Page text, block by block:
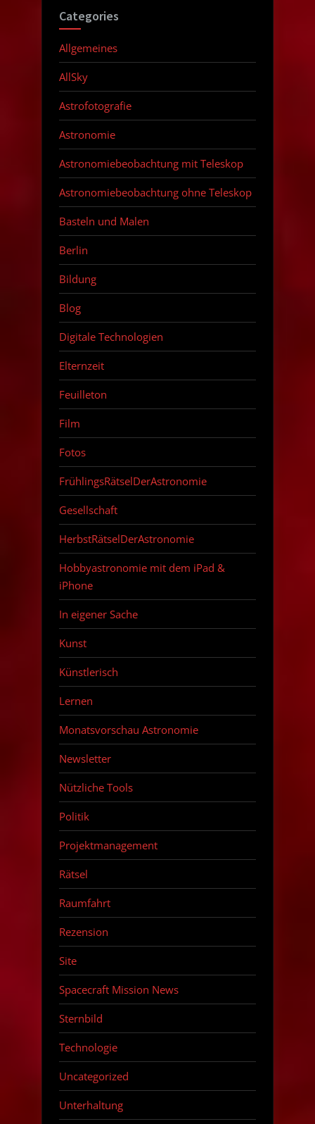
Categories
Allgemeines
AllSky
Astrofotografie
Astronomie
Astronomiebeobachtung mit Teleskop
Astronomiebeobachtung ohne Teleskop
Basteln und Malen
Berlin
Bildung
Blog
Digitale Technologien
Elternzeit
Feuilleton
Film
Fotos
FrühlingsRätselDerAstronomie
Gesellschaft
HerbstRätselDerAstronomie
Hobbyastronomie mit dem iPad &
iPhone
In eigener Sache
Kunst
Künstlerisch
Lernen
Monatsvorschau Astronomie
Newsletter
Nützliche Tools
Politik
Projektmanagement
Rätsel
Raumfahrt
Rezension
Site
Spacecraft Mission News
Sternbild
Technologie
Uncategorized
Unterhaltung